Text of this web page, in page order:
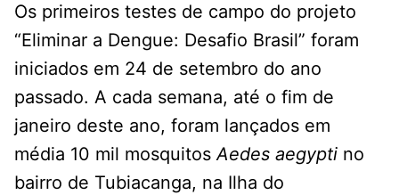
Os primeiros testes de campo do projeto
“Eliminar a Dengue: Desafio Brasil” foram
iniciados em 24 de setembro do ano
passado. A cada semana, até o fim de
janeiro deste ano, foram lançados em
média 10 mil mosquitosAedes aegypti no
bairro de Tubiacanga, na Ilha do